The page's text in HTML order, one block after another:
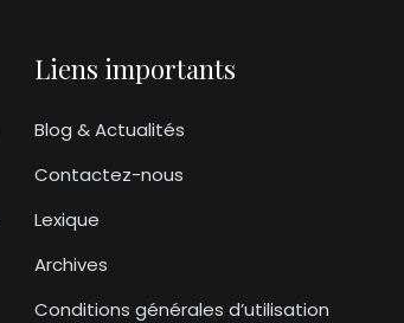
Liens importants
Blog & Actualités
Contactez-nous
Lexique
Archives
Conditions générales d’utilisation